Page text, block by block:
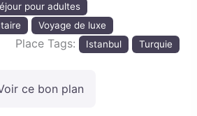
pour adultes
Voyage de luxe
Place Tags: Istanbul Turquie
ce bon plan